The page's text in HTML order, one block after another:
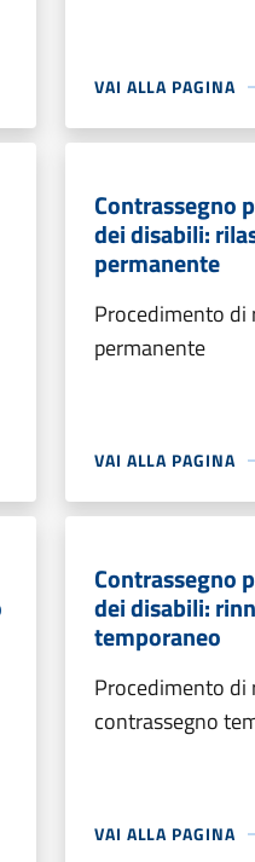
VAI ALLA PAGINA
Contrassegno
dei disabili:
permanente
Procedimento di
permanente
VAI ALLA PAGINA
Contrassegno
dei disabili:
temporaneo
Procedimento di
contrassegno
VAI ALLA PAGINA